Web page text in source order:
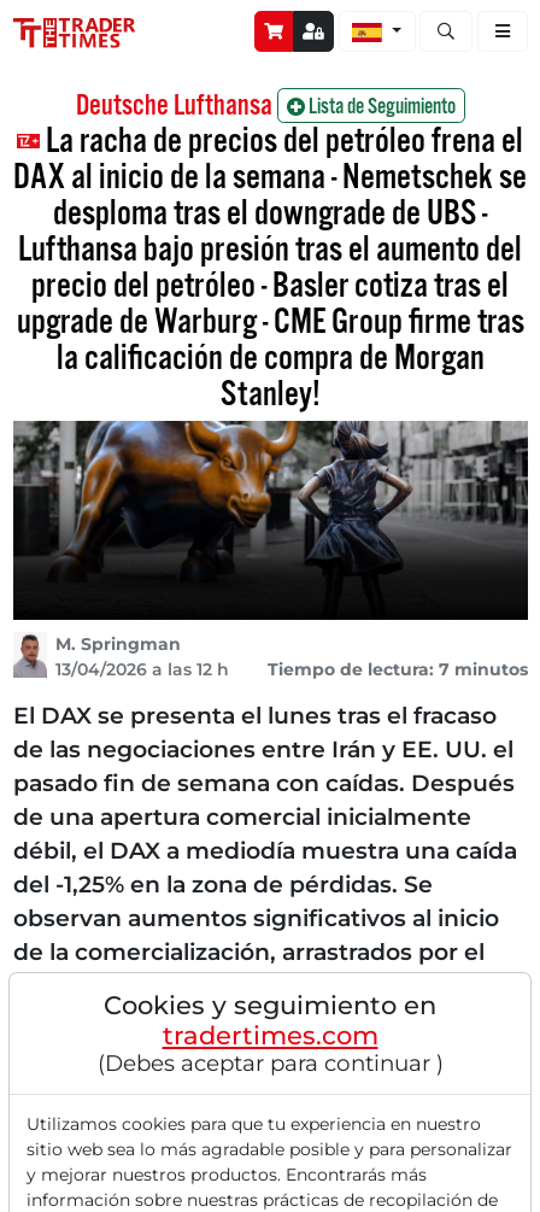
Abrir
Deutsche Lufthansa Lista de Seguimiento
La racha de precios del petróleo frena el
DAX al inicio de la semana - Nemetschek se
desploma tras el downgrade de UBS -
Lufthansa bajo presión tras el aumento del
precio del petróleo - Basler cotiza tras el
upgrade de Warburg - CME Group firme tras
la calificación de compra de Morgan
Stanley!
M. Springman
13/04/2026 a las 12 h
Tiempo de lectura: 7 minutos
El DAX se presenta el lunes tras el fracaso
de las negociaciones entre Irán y EE. UU. el
pasado fin de semana con caídas. Después
de una apertura comercial inicialmente
débil, el DAX a mediodía muestra una caída
del -1,25% en la zona de pérdidas. Se
observan aumentos significativos al inicio
de la comercialización, arrastrados por el
especialmente en el productor de biodiésel
Verbio y en Deutsche Rohstoff AG . Los
pesos pesados del sector de defensa como
Rheinmetall, TKMS o Hensoldt también
presentan...
Cookies y seguimiento en
tradertimes.com
(Debes aceptar para continuar )
Utilizamos cookies para que tu experiencia en nuestro
sitio web sea lo más agradable posible y para personalizar
y mejorar nuestros productos. Encontrarás más
información sobre nuestras prácticas de recopilación de